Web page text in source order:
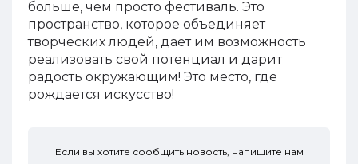
больше, чем просто фестиваль. Это
пространство, которое объединяет
творческих людей, дает им возможность
реализовать свой потенциал и дарит
радость окружающим! Это место, где
рождается искусство!
Если вы хотите сообщить новость, напишите нам